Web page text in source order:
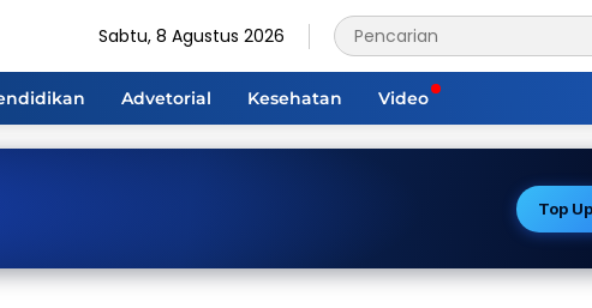
Sabtu, 8 Agustus 2026
Advetorial Kesehatan Video
Top